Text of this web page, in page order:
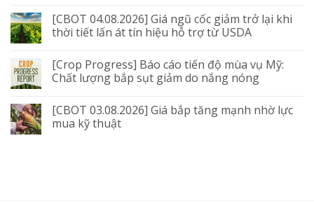
[CBOT 04.08.2026] Giá ngũ cốc giảm trở lại khi
thời tiết lấn át tín hiệu hỗ trợ từ USDA
[Crop Progress] Báo cáo tiến độ mùa vụ Mỹ:
Chất lượng bắp sụt giảm do nắng nóng
[CBOT 03.08.2026] Giá bắp tăng mạnh nhờ lực
mua kỹ thuật